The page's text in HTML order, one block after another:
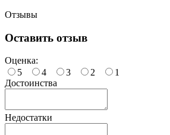
Отзывы
Оставить отзыв
Оценка:
5
4 3 2
1
Достоинства
Недостатки